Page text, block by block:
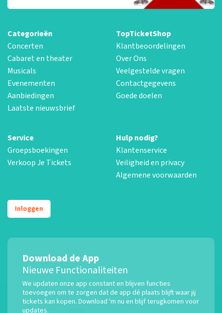
Categorieën
Concerten
Cabaret en theater
Musicals
Evenementen
Aanbiedingen
Laatste nieuwsbrief
TopTicketShop
Klantbeoordelingen
Over Ons
Veelgestelde vragen
Contactgegevens
Goede doelen
Service
Groepsboekingen
Verkoop Je Tickets
Hulp nodig?
Klantenservice
Veiligheid en privacy
Algemene voorwaarden
Inloggen
Download de App
Nieuwe Functionaliteiten
We updaten onze app constant en blijven functies
toevoegen om te zorgen dat de app dé plaats blijft waar jij
tickets kan kopen. Download 'm nu en blijf terugkomen voor
updates.